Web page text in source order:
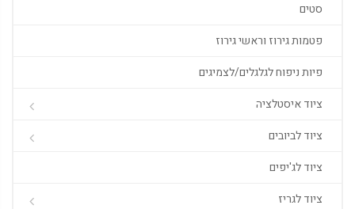
סטים
פטמות גירוז וראשי גירוז
פיות ניפוח לגלגלים/לצמיגים
ציוד איסטלציה
ציוד לביובים
ציוד לג'יפים
ציוד לגריז